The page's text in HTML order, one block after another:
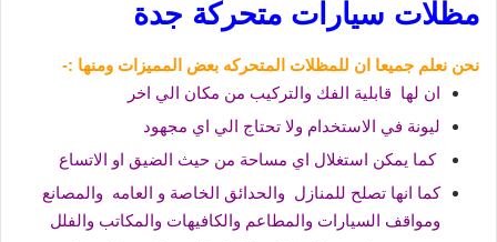
مظلات سيارات متحركة جدة
نحن نعلم جميعا ان للمظلات المتحركه بعض المميزات ومنها :-
ان لها قابلية الفك والتركيب من مكان الي اخر
ليونة في الاستخدام ولا تحتاج الي اي مجهود
كما يمكن استغلال اي مساحة من حيث الضيق او الاتساع
كما انها تصلح للمنازل والحدائق الخاصة و العامه والمصانع
ومواقف السيارات والمطاعم والكافيهات والمكاتب والفلل